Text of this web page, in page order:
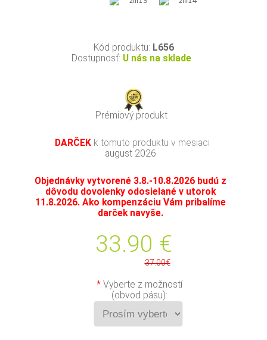
Kód produktu: L656
Dostupnosť: U nás na sklade
Prémiový produkt
DARČEK k tomuto produktu v mesiaci
august 2026
Objednávky vytvorené 3.8.-10.8.2026 budú z
dôvodu dovolenky odosielané v utorok
11.8.2026. Ako kompenzáciu Vám pribalíme
darček navyše.
33.90 €
37.00€
* Vyberte z možností
(obvod pásu):